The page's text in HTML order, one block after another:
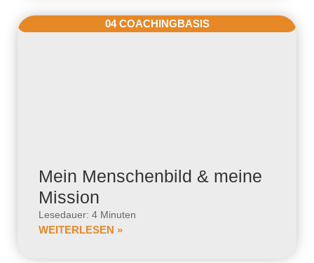
04 COACHINGBASIS
Mein Menschenbild & meine
Mission
Lesedauer: 4 Minuten
WEITERLESEN »